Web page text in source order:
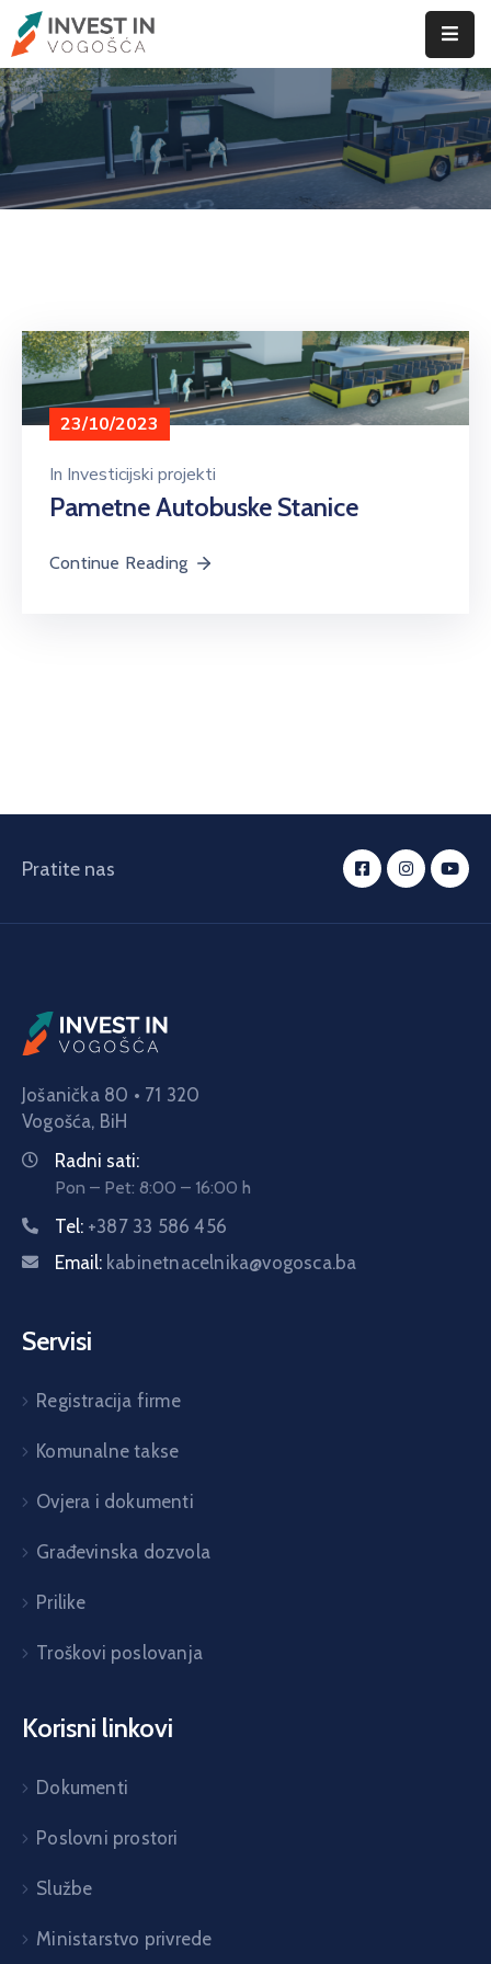
ID
Vogošće
Privreda
Vogošća
Privredni
Subjekti
Novosti
Home Investicijski projekti
23/10/2023
In Investicijski projekti
Pametne Autobuske Stanice
Continue Reading
Pratite nas
Jošanička 80 • 71 320
Vogošća, BiH
Radni sati:
Pon – Pet: 8:00 – 16:00 h
Tel: +387 33 586 456
Email: kabinetnacelnika@vogosca.ba
Servisi
Registracija firme
Komunalne takse
Ovjera i dokumenti
Građevinska dozvola
Prilike
Troškovi poslovanja
Korisni linkovi
Dokumenti
Poslovni prostori
Službe
Ministarstvo privrede